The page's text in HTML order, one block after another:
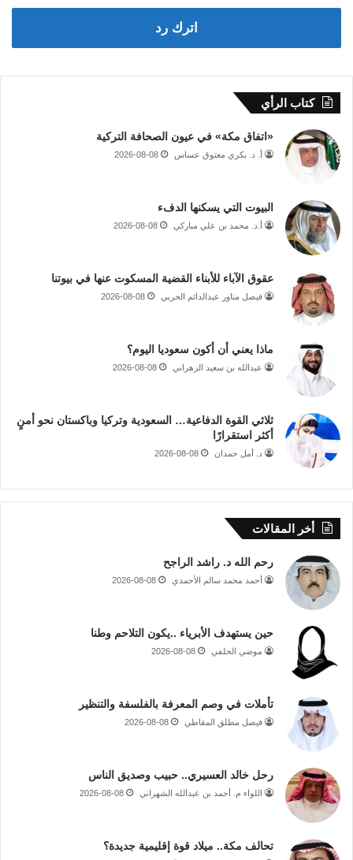
اترك رد
كتاب الرأي
«اتفاق مكة» في عيون الصحافة التركية
أ. د. بكري معتوق عساس 2026-08-08
البيوت التي يسكنها الدفء
أ.د. محمد بن علي مباركي 2026-08-08
عقوق الآباء للأبناء القضية المسكوت عنها في بيوتنا
فيصل مناور عبدالدائم الحربي 2026-08-08
ماذا يعني أن أكون سعوديا اليوم؟
عبدالله بن سعيد الزهراني 2026-08-08
ثلاثي القوة الدفاعية… السعودية وتركيا وباكستان نحو أمنٍ
أكثر استقرارًا
د. أمل حمدان 2026-08-08
أخر المقالات
رحم الله د. راشد الراجح
أحمد محمد سالم الأحمدي 2026-08-08
حين يستهدف الأبرياء ..يكون التلاحم وطنا
موضي الحلفي 2026-08-08
تأملات في وصم المعرفة بالفلسفة والتنظير
فيصل مطلق المقاطي 2026-08-08
رحل خالد العسيري.. حبيب وصديق الناس
اللواء م. أحمد بن عبدالله الشهراني 2026-08-08
تحالف مكة.. ميلاد قوة إقليمية جديدة؟